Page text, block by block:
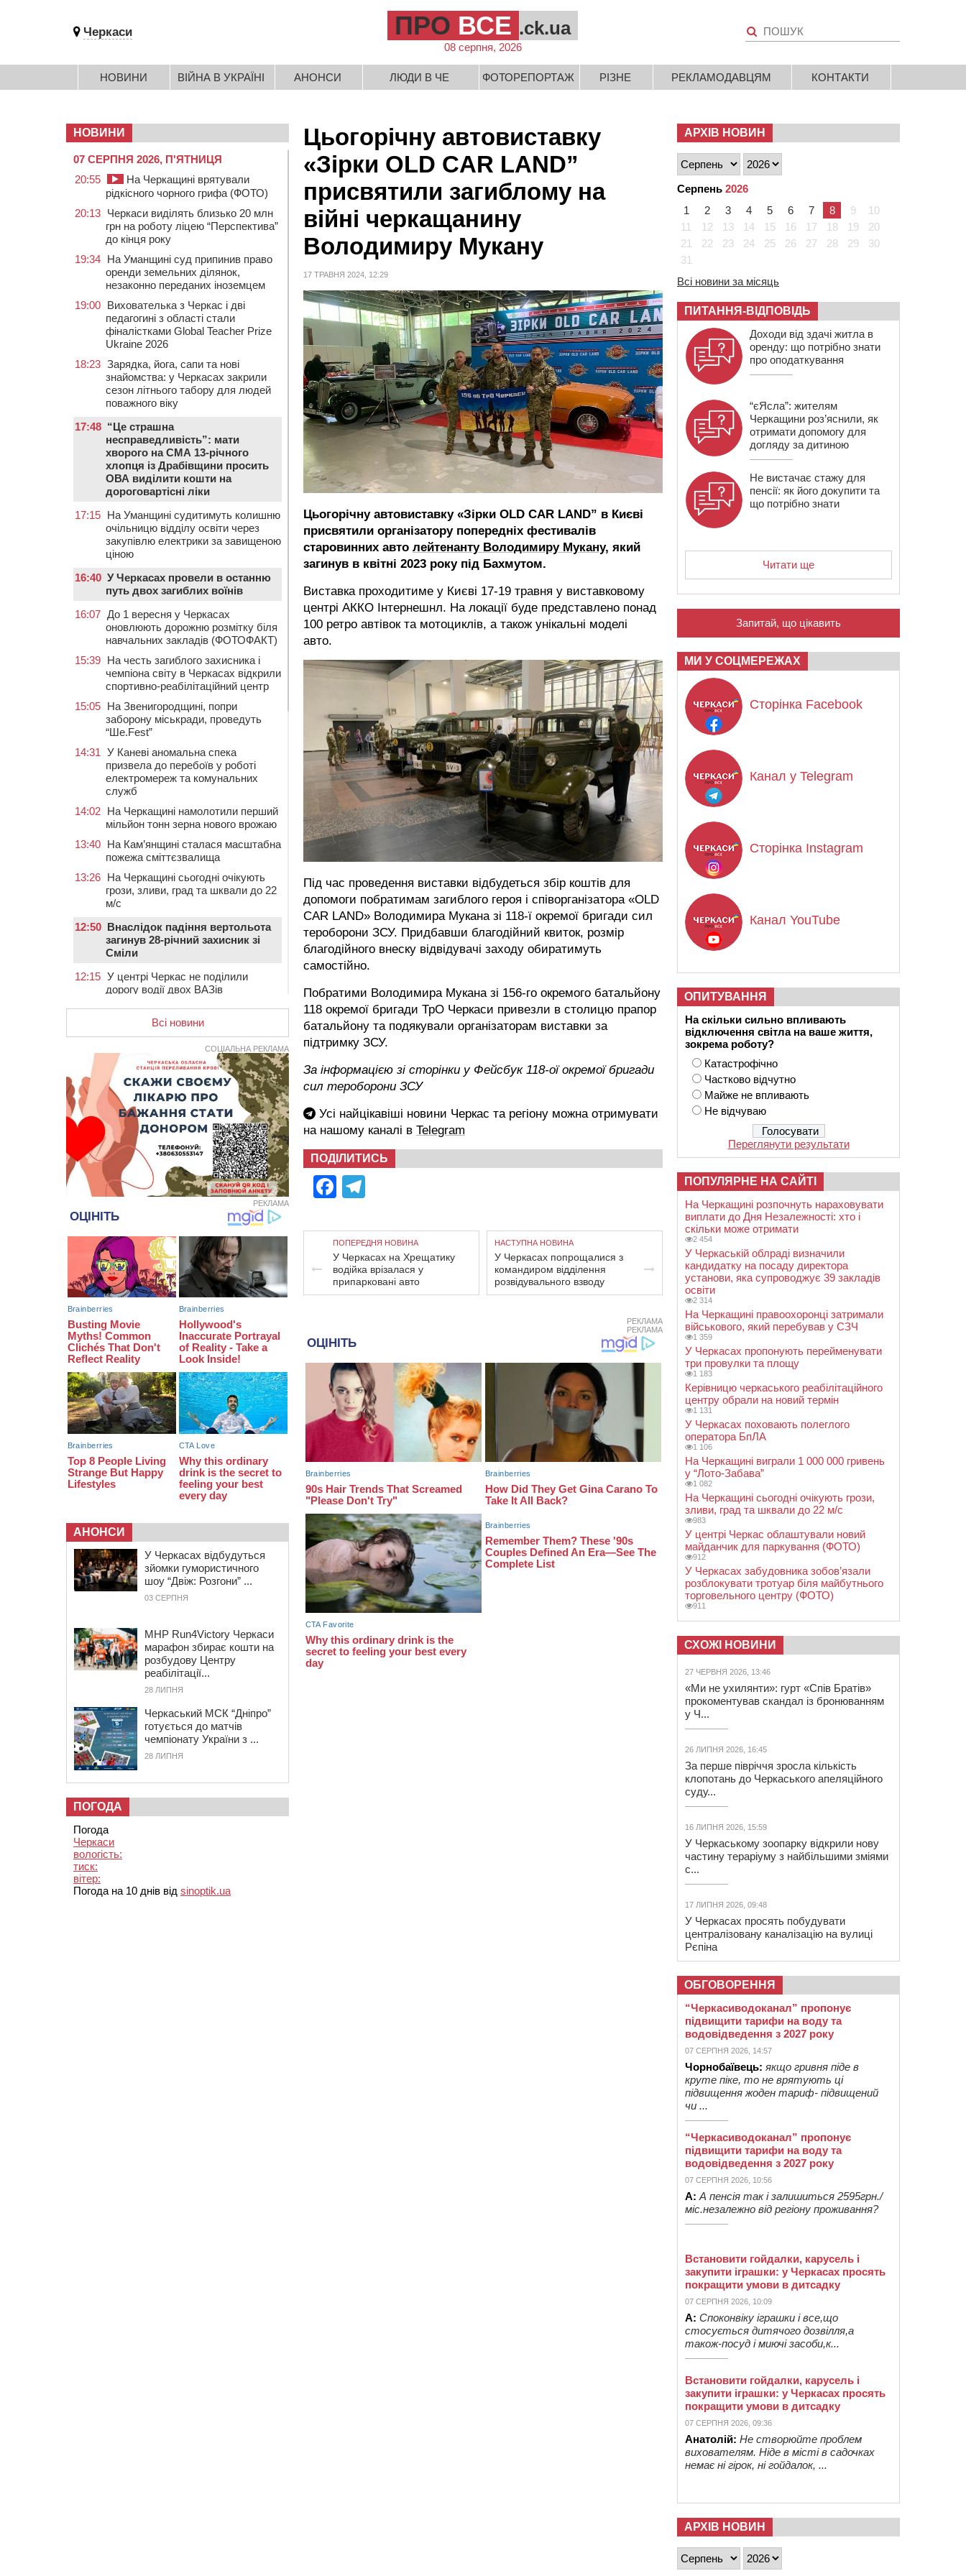
Черкаси ПРО ВСЕ .ck.ua
08 серпня, 2026
НОВИНИ ВІЙНА В УКРАЇНІ АНОНСИ ЛЮДИ В ЧЕ ФОТОРЕПОРТАЖ РІЗНЕ РЕКЛАМОДАВЦЯМ КОНТАКТИ
Цьогорічну автовиставку
«Зірки OLD CAR LAND”
присвятили загиблому на
війні черкащанину
Володимиру Мукану
17 ТРАВНЯ 2024, 12:29
Цьогорічну автовиставку «Зірки OLD CAR LAND” в Києві
присвятили організатору попередніх фестивалів
старовинних авто лейтенанту Володимиру Мукану, який
загинув в квітні 2023 року під Бахмутом.
Виставка проходитиме у Києві 17-19 травня у виставковому
центрі АККО Інтернешнл. На локації буде представлено понад
100 ретро автівок та мотоциклів, а також унікальні моделі
авто.
Під час проведення виставки відбудеться збір коштів для
допомоги побратимам загиблого героя і співорганізатора «OLD
CAR LАND» Володимира Мукана зі 118-ї окремої бригади сил
тероборони ЗСУ. Придбавши благодійний квиток, розмір
благодійного внеску відвідувачі заходу обиратимуть
самостійно.
Побратими Володимира Мукана зі 156-го окремого батальйону
118 окремої бригади ТрО Черкаси привезли в столицю прапор
батальйону та подякували організаторам виставки за
підтримку ЗСУ.
За інформацією зі сторінки у Фейсбук 118-ої окремої бригади
сил тероборони ЗСУ
Усі найцікавіші новини Черкас та регіону можна отримувати
на нашому каналі в Telegram
ПОДІЛИТИСЬ
Facebook
ПОПЕРЕДНЯ НОВИНА
У Черкасах на Хрещатику
водійка врізалася у
припарковані авто
НАСТУПНА НОВИНА
У Черкасах попрощалися з
командиром відділення
розвідувального взводу
РЕКЛАМА
РЕКЛАМА
НОВИНИ
07 СЕРПНЯ 2026, П'ЯТНИЦЯ
20:55
На Черкащині врятували
рідкісного чорного грифа (ФОТО)
20:13 Черкаси виділять близько 20 млн
грн на роботу ліцею “Перспектива”
до кінця року
19:34 На Уманщині суд припинив право
оренди земельних ділянок,
незаконно переданих іноземцем
19:00 Вихователька з Черкас і дві
педагогині з області стали
фіналістками Global Teacher Prize
Ukraine 2026
18:23 Зарядка, йога, сапи та нові
знайомства: у Черкасах закрили
сезон літнього табору для людей
поважного віку
17:48 “Це страшна
несправедливість”: мати
хворого на СМА 13-річного
хлопця із Драбівщини просить
ОВА виділити кошти на
дороговартісні ліки
17:15 На Уманщині судитимуть колишню
очільницю відділу освіти через
закупівлю електрики за завищеною
ціною
16:40 У Черкасах провели в останню
путь двох загиблих воїнів
16:07 До 1 вересня у Черкасах
оновлюють дорожню розмітку біля
навчальних закладів (ФОТОФАКТ)
15:39 На честь загиблого захисника і
чемпіона світу в Черкасах відкрили
спортивно-реабілітаційний центр
15:05 На Звенигородщині, попри
заборону міськради, проведуть
“Ше.Fest”
14:31 У Каневі аномальна спека
призвела до перебоїв у роботі
електромереж та комунальних
служб
14:02 На Черкащині намолотили перший
мільйон тонн зерна нового врожаю
13:40 На Кам’янщині сталася масштабна
пожежа сміттєзвалища
13:26 На Черкащині сьогодні очікують
грози, зливи, град та шквали до 22
м/с
12:50 Внаслідок падіння вертольота
загинув 28-річний захисник зі
Сміли
12:15 У центрі Черкас не поділили
дорогу водії двох ВАЗів
11:29 У Черкасах до середини серпня
обмежать рух транспорту на трьох
вулицях
10:54 На Черкащині кількість укриттів
збільшилась уп’ятеро з початку
повномасштабної війни
10:15
У Черкасах водій Audi Q5
спричинив аварію, не пропустивши
інший кросовер
09:42 “Черкасиводоканал” пропонує
підвищити тарифи на воду та
водовідведення з 2027 року
09:08 Встановити гойдалки, карусель і
закупити іграшки: у Черкасах
просять покращити умови в
дитсадку
08:22 “На щиті” у Чорнобаївську
громаду повертається полеглий
біля Кліщіївки воїн
07:30 Понад 968 мільйонів гривень
земельного податку сплатили на
Черкащині
06 СЕРПНЯ 2026, ЧЕТВЕР
21:13 Вісім медалей, з яких чотири
золоті: черкаські спортсмени
тріумфували на чемпіонаті України
Всі новини
СОЦІАЛЬНА РЕКЛАМА
РЕКЛАМА
АНОНСИ
У Черкасах відбудуться
зйомки гумористичного
шоу “Двіж: Розгони” ...
03 СЕРПНЯ
MHP Run4Victory Черкаси
марафон збирає кошти на
розбудову Центру
реабілітації...
28 ЛИПНЯ
Черкаський МСК “Дніпро”
готується до матчів
чемпіонату України з ...
28 ЛИПНЯ
ПОГОДА
Погода
Черкаси
вологість:
тиск:
вітер:
Погода на 10 днів від sinoptik.ua
АРХІВ НОВИН
Серпень 2026
1
2 3 4 5 6 7 8 9
10
11
12 13 14 15 16 17 18 19
20
21
22 23 24 25 26 27 28 29
30
31
Всі новини за місяць
ПИТАННЯ-ВІДПОВІДЬ
Доходи від здачі житла в
оренду: що потрібно знати
про оподаткування
“єЯсла”: жителям
Черкащини роз’яснили, як
отримати допомогу для
догляду за дитиною
Не вистачає стажу для
пенсії: як його докупити та
що потрібно знати
Читати ще
Запитай, що цікавить
МИ У СОЦМЕРЕЖАХ
Сторінка Facebook
Канал у Telegram
Сторінка Instagram
Канал YouTube
ОПИТУВАННЯ
На скільки сильно впливають
відключення світла на ваше життя,
зокрема роботу?
Катастрофічно
Частково відчутно
Майже не впливають
Не відчуваю
Переглянути результати
ПОПУЛЯРНЕ НА САЙТІ
На Черкащині розпочнуть нараховувати
виплати до Дня Незалежності: хто і
скільки може отримати
2 454
У Черкаській облраді визначили
кандидатку на посаду директора
установи, яка супроводжує 39 закладів
освіти
2 314
На Черкащині правоохоронці затримали
військового, який перебував у СЗЧ
1 359
У Черкасах пропонують перейменувати
три провулки та площу
1 183
Керівницю черкаського реабілітаційного
центру обрали на новий термін
1 131
У Черкасах поховають полеглого
оператора БпЛА
1 106
На Черкащині виграли 1 000 000 гривень
у “Лото-Забава”
1 082
На Черкащині сьогодні очікують грози,
зливи, град та шквали до 22 м/с
983
У центрі Черкас облаштували новий
майданчик для паркування (ФОТО)
912
У Черкасах забудовника зобов’язали
розблокувати тротуар біля майбутнього
торговельного центру (ФОТО)
911
СХОЖІ НОВИНИ
27 ЧЕРВНЯ 2026, 13:46
«Ми не ухилянти»: гурт «Спів Братів»
прокоментував скандал із бронюванням
у Ч...
26 ЛИПНЯ 2026, 16:45
За перше півріччя зросла кількість
клопотань до Черкаського апеляційного
суду...
16 ЛИПНЯ 2026, 15:59
У Черкаському зоопарку відкрили нову
частину тераріуму з найбільшими зміями
с...
17 ЛИПНЯ 2026, 09:48
У Черкасах просять побудувати
централізовану каналізацію на вулиці
Рєпіна
ОБГОВОРЕННЯ
“Черкасиводоканал” пропонує
підвищити тарифи на воду та
водовідведення з 2027 року
07 СЕРПНЯ 2026, 14:57
Чорнобаївець: якщо гривня піде в
круте піке, то не врятують ці
підвищення жоден тариф- підвищений
чи ...
“Черкасиводоканал” пропонує
підвищити тарифи на воду та
водовідведення з 2027 року
07 СЕРПНЯ 2026, 10:56
А: А пенсія так і залишиться 2595грн./
міс.незалежно від регіону проживання?
Встановити гойдалки, карусель і
закупити іграшки: у Черкасах просять
покращити умови в дитсадку
07 СЕРПНЯ 2026, 10:09
А: Споконвіку іграшки і все,що
стосується дитячого дозвілля,а
також-посуд і миючі засоби,к...
Встановити гойдалки, карусель і
закупити іграшки: у Черкасах просять
покращити умови в дитсадку
07 СЕРПНЯ 2026, 09:36
Анатолій: Не створюйте проблем
вихователям. Ніде в місті в садочках
немає ні гірок, ні гойдалок, ...
АРХІВ НОВИН